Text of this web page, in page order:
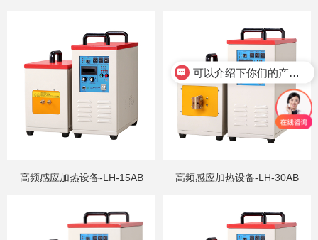
高频感应加热设备-LH-15AB 高频感应加热设备-LH-30AB
可以介绍下你们的产品么？